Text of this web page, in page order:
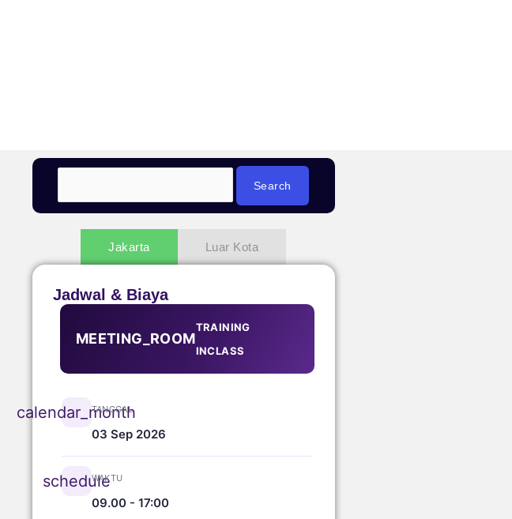
Jakarta Luar Kota
Jadwal & Biaya
MEETING_ROOM
TRAINING
INCLASS
calendar_month
TANGGAL
03 Sep 2026
schedule
WAKTU
09.00 - 17:00